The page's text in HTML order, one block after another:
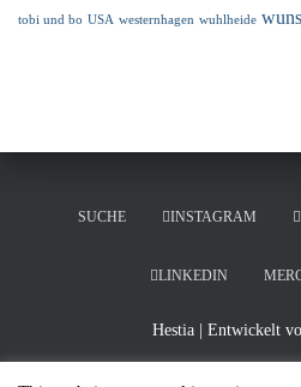
tobi und bo USA westernhagen wuhlheide
SUCHE INSTAGRAM
LINKEDIN
Hestia | Entwickelt